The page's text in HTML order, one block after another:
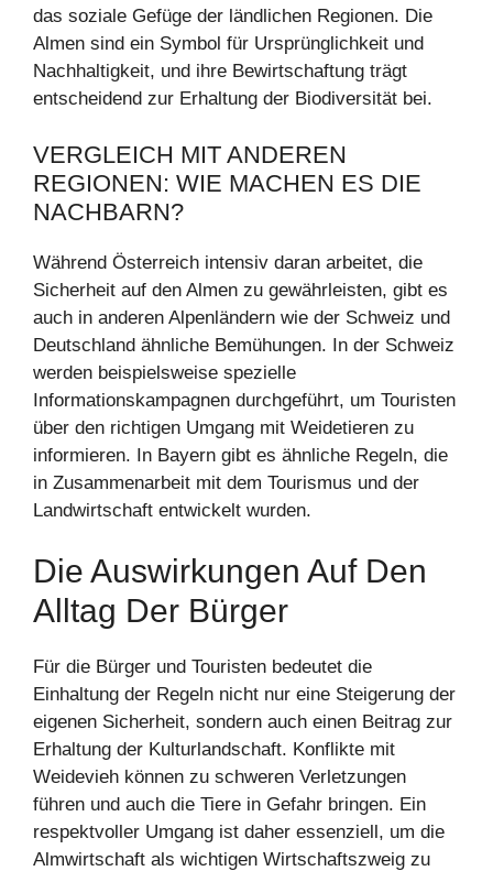
das soziale Gefüge der ländlichen Regionen. Die
Almen sind ein Symbol für Ursprünglichkeit und
Nachhaltigkeit, und ihre Bewirtschaftung trägt
entscheidend zur Erhaltung der Biodiversität bei.
VERGLEICH MIT ANDEREN
REGIONEN: WIE MACHEN ES DIE
NACHBARN?
Während Österreich intensiv daran arbeitet, die
Sicherheit auf den Almen zu gewährleisten, gibt es
auch in anderen Alpenländern wie der Schweiz und
Deutschland ähnliche Bemühungen. In der Schweiz
werden beispielsweise spezielle
Informationskampagnen durchgeführt, um Touristen
über den richtigen Umgang mit Weidetieren zu
informieren. In Bayern gibt es ähnliche Regeln, die
in Zusammenarbeit mit dem Tourismus und der
Landwirtschaft entwickelt wurden.
Die Auswirkungen Auf Den
Alltag Der Bürger
Für die Bürger und Touristen bedeutet die
Einhaltung der Regeln nicht nur eine Steigerung der
eigenen Sicherheit, sondern auch einen Beitrag zur
Erhaltung der Kulturlandschaft. Konflikte mit
Weidevieh können zu schweren Verletzungen
führen und auch die Tiere in Gefahr bringen. Ein
respektvoller Umgang ist daher essenziell, um die
Almwirtschaft als wichtigen Wirtschaftszweig zu